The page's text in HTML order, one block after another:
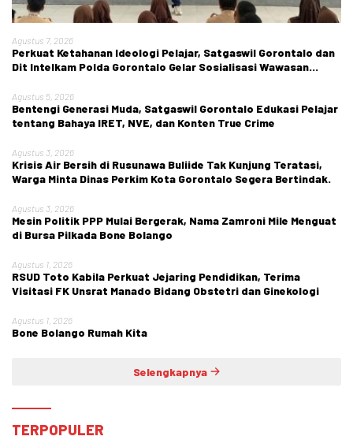
Agustus 7, 2026
Perkuat Ketahanan Ideologi Pelajar, Satgaswil Gorontalo dan
Dit Intelkam Polda Gorontalo Gelar Sosialisasi Wawasan
Agustus 5, 2026
Bentengi Generasi Muda, Satgaswil Gorontalo Edukasi Pelajar
tentang Bahaya IRET, NVE, dan Konten True Crime
Agustus 3, 2026
Krisis Air Bersih di Rusunawa Buliide Tak Kunjung Teratasi,
Warga Minta Dinas Perkim Kota Gorontalo Segera Bertindak.
Agustus 3, 2026
Mesin Politik PPP Mulai Bergerak, Nama Zamroni Mile Menguat
di Bursa Pilkada Bone Bolango
Agustus 1, 2026
RSUD Toto Kabila Perkuat Jejaring Pendidikan, Terima
Visitasi FK Unsrat Manado Bidang Obstetri dan Ginekologi
Agustus 1, 2026
Bone Bolango Rumah Kita
Selengkapnya
TERPOPULER